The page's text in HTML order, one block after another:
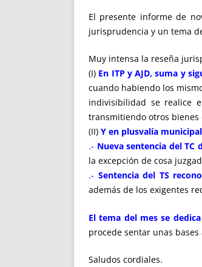
El presente informe de
jurisprudencia y un tema
Muy intensa la reseña
(I) En ITP y AJD, suma y
cuando habiendo los
indivisibilidad se realice
transmitiendo otros
(II) Y en plusvalía
.- Nueva sentencia del
la excepción de cosa
.- Sentencia del TS
además de los exigentes
El tema del mes se
procede sentar unas
Saludos cordiales.